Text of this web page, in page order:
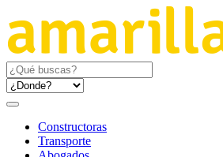
Constructoras
Transporte